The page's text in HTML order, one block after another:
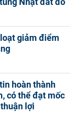
giảm điểm
hoàn thành
có thể đạt mốc
lợi